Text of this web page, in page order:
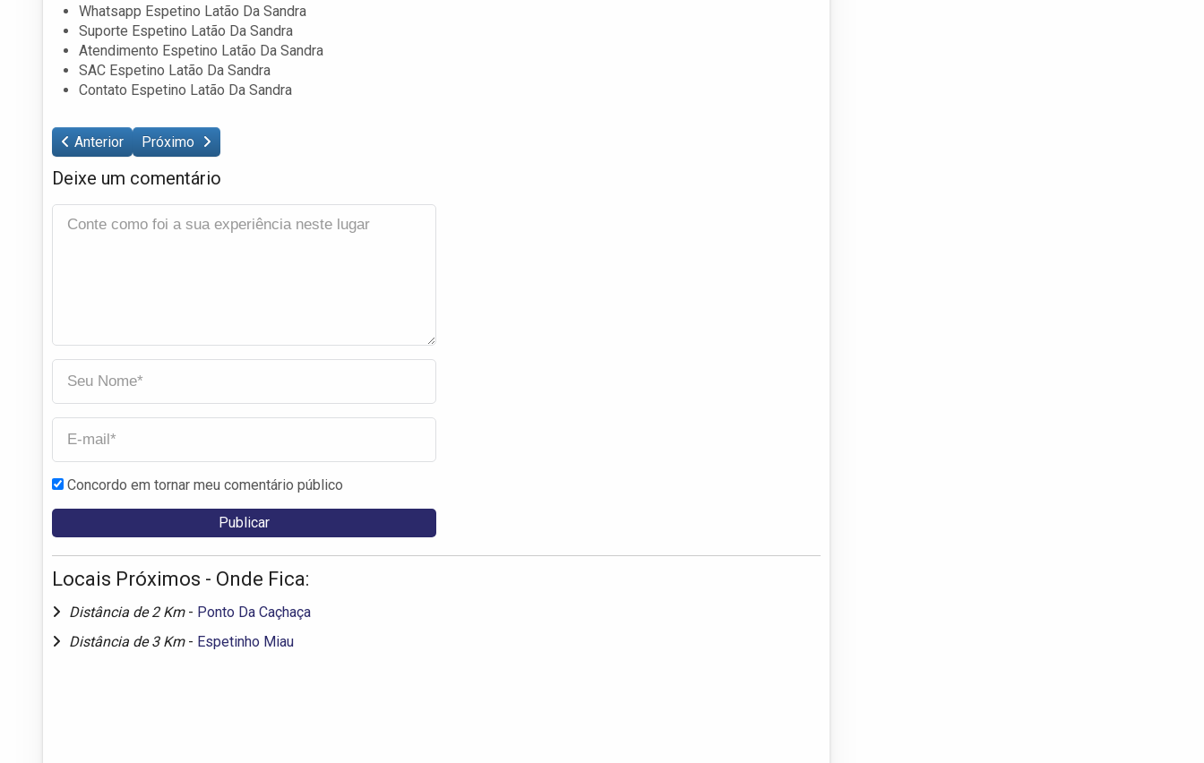
Whatsapp Espetino Latão Da Sandra
Suporte Espetino Latão Da Sandra
Atendimento Espetino Latão Da Sandra
SAC Espetino Latão Da Sandra
Contato Espetino Latão Da Sandra
Anterior Próximo
Deixe um comentário
Concordo em tornar meu comentário público
Locais Próximos - Onde Fica:
Distância de 2 Km - Ponto Da Caçhaça
Distância de 3 Km - Espetinho Miau